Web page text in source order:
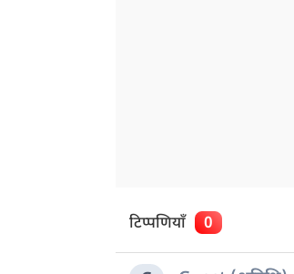
टिप्पणियाँ 0